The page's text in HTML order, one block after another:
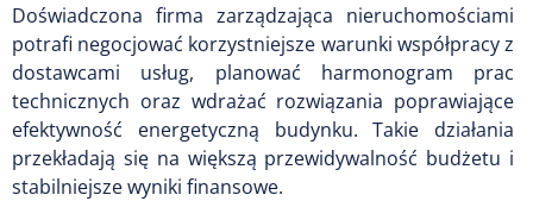
Doświadczona firma zarządzająca nieruchomościami
potrafi negocjować korzystniejsze warunki współpracy z
dostawcami usług, planować harmonogram prac
technicznych oraz wdrażać rozwiązania poprawiające
efektywność energetyczną budynku. Takie działania
przekładają się na większą przewidywalność budżetu i
stabilniejsze wyniki finansowe.